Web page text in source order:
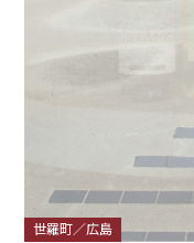
世羅町／広島